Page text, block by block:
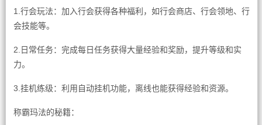
1.行会玩法：加入行会获得各种福利，如行会商店、行会领地、行
会技能等。
2.日常任务：完成每日任务获得大量经验和奖励，提升等级和实
力。
3.挂机练级：利用自动挂机功能，离线也能获得经验和资源。
称霸玛法的秘籍：